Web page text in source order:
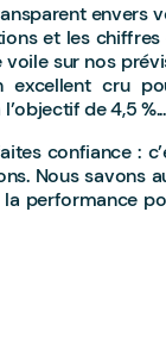
envers
et les
sur nos
excellent cru
de 4,5 %...
confiance :
Nous savons
la performance